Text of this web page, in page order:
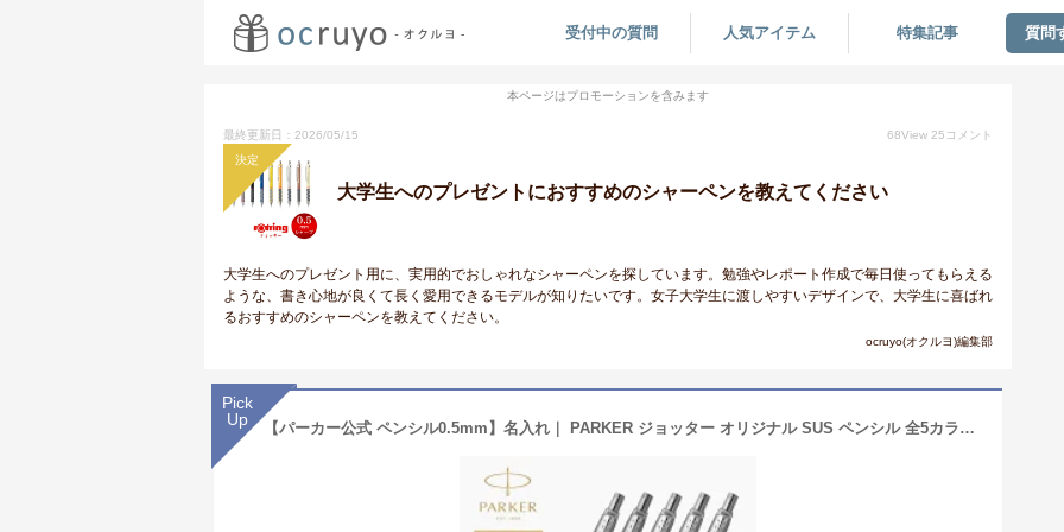
受付中の質問 人気アイテム 特集記事 質問
本ページはプロモーションを含みます
最終更新日：2026/05/15 68View 25 コメント
決定
大学生へのプレゼントにおすすめのシャーペンを教えてください
大学生へのプレゼント用に、実用的でおしゃれなシャーペンを探しています。勉強やレポート作成で毎日使ってもらえる
ような、書き心地が良くて長く愛用できるモデルが知りたいです。女子大学生に渡しやすいデザインで、大学生に喜ばれ
るおすすめのシャーペンを教えてください。
ocruyo(オクルヨ)編集部
Pick
Up
【パーカー公式 ペンシル0.5mm】名入れ｜ PARKER ジョッター オリジナル SUS ペンシル 全5カラー シャーペン ギフト 名入れ ラッピング 高級筆記具ブランド 日常使い 入学 卒業 プチプレゼント Jotter 就職